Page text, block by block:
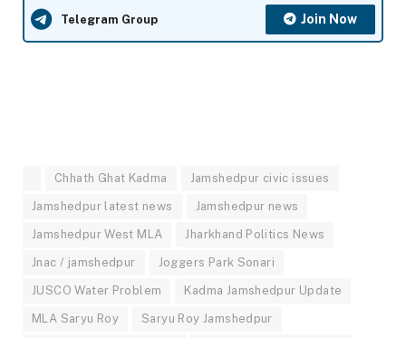
Telegram Group Join Now
Chhath Ghat Kadma Jamshedpur civic issues
Jamshedpur latest news Jamshedpur news
Jamshedpur West MLA Jharkhand Politics News
Jnac / jamshedpur Joggers Park Sonari
JUSCO Water Problem Kadma Jamshedpur Update
MLA Saryu Roy Saryu Roy Jamshedpur